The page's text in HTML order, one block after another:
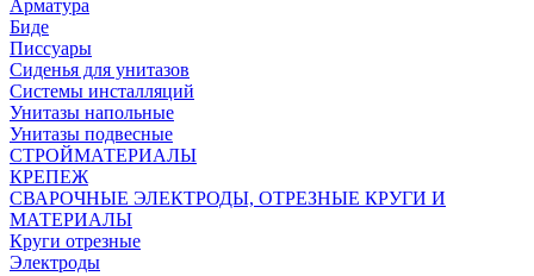
Арматура
Биде
Писсуары
Сиденья для унитазов
Системы инсталляций
Унитазы напольные
Унитазы подвесные
СТРОЙМАТЕРИАЛЫ
КРЕПЕЖ
СВАРОЧНЫЕ ЭЛЕКТРОДЫ, ОТРЕЗНЫЕ КРУГИ И
МАТЕРИАЛЫ
Круги отрезные
Электроды